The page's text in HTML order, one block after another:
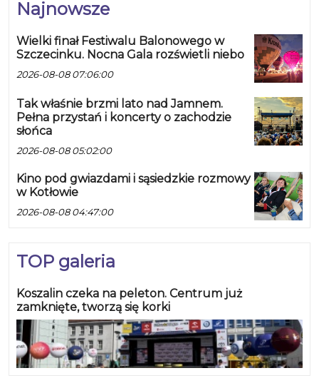
Najnowsze
Wielki finał Festiwalu Balonowego w
Szczecinku. Nocna Gala rozświetli niebo
2026-08-08 07:06:00
Tak właśnie brzmi lato nad Jamnem.
Pełna przystań i koncerty o zachodzie
słońca
2026-08-08 05:02:00
Kino pod gwiazdami i sąsiedzkie rozmowy
w Kotłowie
2026-08-08 04:47:00
TOP galeria
Koszalin czeka na peleton. Centrum już
zamknięte, tworzą się korki